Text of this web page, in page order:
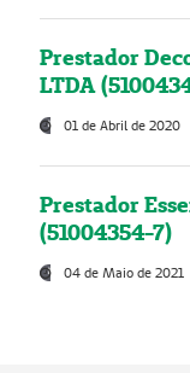
Prestador
LTDA
01 de Abril de 2020
Prestador
(51004354-7)
04 de Maio de 2021